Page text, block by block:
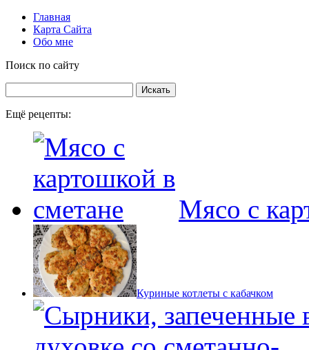
Главная
Карта Сайта
Обо мне
Поиск по сайту
Ещё рецепты:
Мясо с
Куриные котлеты с кабачком